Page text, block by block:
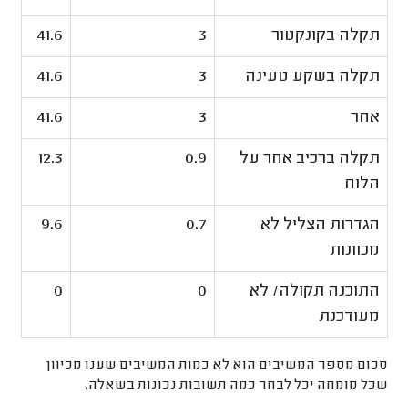
תקלה בקונקטור 3
41.6
תקלה בשקע טעינה 3
41.6
אחר 3
41.6
תקלה ברכיב אחר על
הלוח
0.9
12.3
הגדרות הצליל לא
מכוונות
0.7
9.6
התוכנה תקולה/ לא
מעודכנת
0
0
סכום מספר המשיבים הוא לא כמות המשיבים שענו מכיוון
שכל מומחה יכל לבחר כמה תשובות נכונות בשאלה.